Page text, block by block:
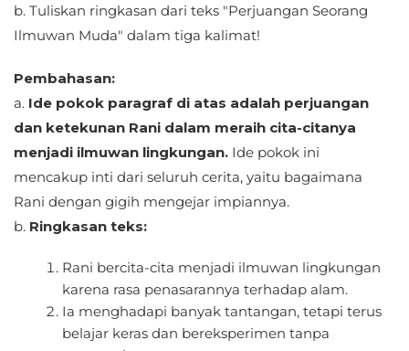
b. Tuliskan ringkasan dari teks "Perjuangan Seorang
Ilmuwan Muda" dalam tiga kalimat!
Pembahasan:
a. Ide pokok paragraf di atas adalah perjuangan
dan ketekunan Rani dalam meraih cita-citanya
menjadi ilmuwan lingkungan. Ide pokok ini
mencakup inti dari seluruh cerita, yaitu bagaimana
Rani dengan gigih mengejar impiannya.
b. Ringkasan teks:
Rani bercita-cita menjadi ilmuwan lingkungan
karena rasa penasarannya terhadap alam.
Ia menghadapi banyak tantangan, tetapi terus
belajar keras dan bereksperimen tanpa